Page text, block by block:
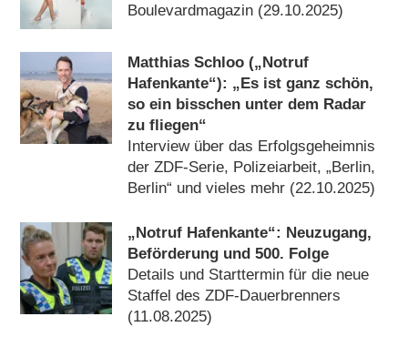
Boulevardmagazin (29.10.2025)
Matthias Schloo („Notruf
Hafenkante“): „Es ist ganz schön,
so ein bisschen unter dem Radar
zu fliegen“
Interview über das Erfolgsgeheimnis
der ZDF-Serie, Polizeiarbeit, „Berlin,
Berlin“ und vieles mehr (22.10.2025)
„Notruf Hafenkante“: Neuzugang,
Beförderung und 500. Folge
Details und Starttermin für die neue
Staffel des ZDF-Dauerbrenners
(11.08.2025)